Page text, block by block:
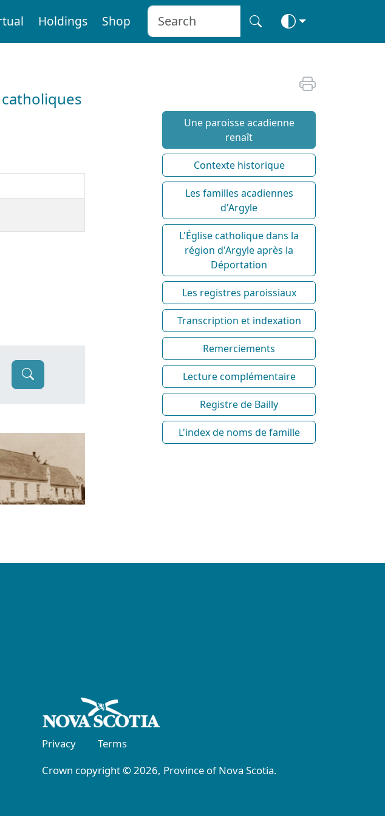
Holdings Shop
Une paroisse acadienne
renaît
Contexte historique
Les familles acadiennes
d'Argyle
L'Église catholique dans la
région d'Argyle après la
Déportation
Les registres paroissiaux
Transcription et indexation
Remerciements
Lecture complémentaire
Registre de Bailly
L'index de noms de famille
Privacy
Terms
Crown copyright © 2026, Province of Nova Scotia.